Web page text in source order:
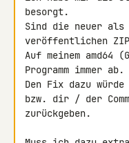
besorgt.
Sind die neuer
veröffentlichen
Auf meinem amd64
Programm immer ab.
Den Fix dazu
bzw. dir / der
zurückgeben.